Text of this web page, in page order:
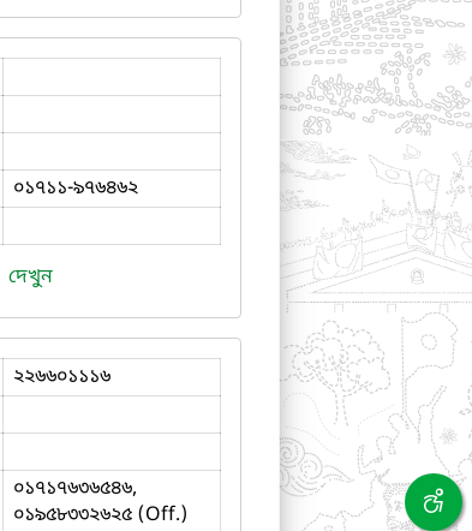
০১৭১১-৯৭৬৪৬২
দেখুন
২২৬৬০১১১৬
০১৭১৭৬৩৬৫৪৬,
০১৯৫৮৩৩২৬২৫ (Off.)